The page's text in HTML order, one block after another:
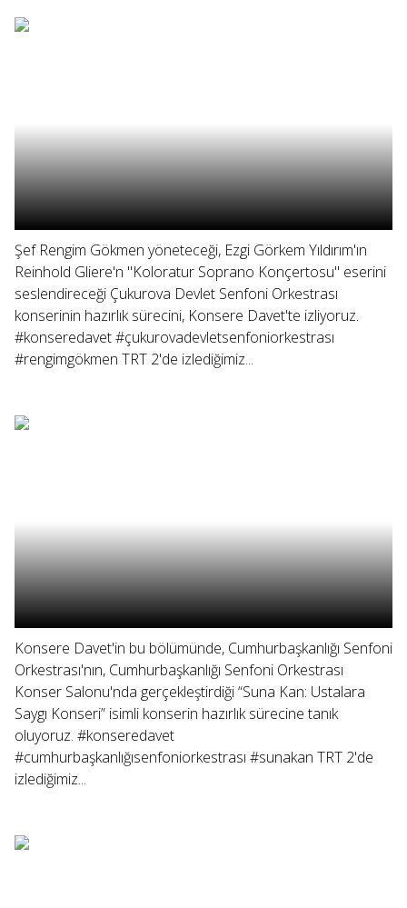
Şef Rengim Gökmen yöneteceği, Ezgi Görkem Yıldırım'ın
Reinhold Gliere'n "Koloratur Soprano Konçertosu" eserini
seslendireceği Çukurova Devlet Senfoni Orkestrası
konserinin hazırlık sürecini, Konsere Davet'te izliyoruz.
#konseredavet #çukurovadevletsenfoniorkestrası
#rengimgökmen TRT 2'de izlediğimiz...
Konsere Davet'in bu bölümünde, Cumhurbaşkanlığı Senfoni
Orkestrası'nın, Cumhurbaşkanlığı Senfoni Orkestrası
Konser Salonu'nda gerçekleştirdiği “Suna Kan: Ustalara
Saygı Konseri” isimli konserin hazırlık sürecine tanık
oluyoruz. #konseredavet
#cumhurbaşkanlığısenfoniorkestrası #sunakan TRT 2'de
izlediğimiz...